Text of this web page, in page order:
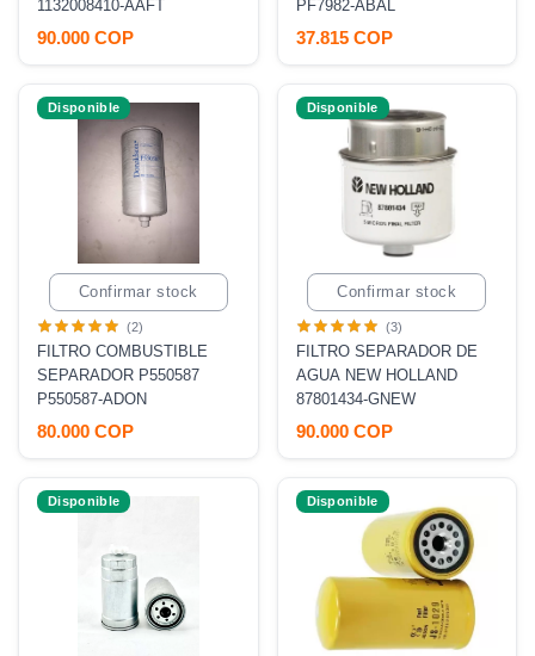
1132008410-AAFT
90.000 COP
PF7982-ABAL
37.815 COP
Confirmar stock
Disponible
(2)
FILTRO COMBUSTIBLE
SEPARADOR P550587
P550587-ADON
80.000 COP
Confirmar stock
Disponible
(3)
FILTRO SEPARADOR DE
AGUA NEW HOLLAND
87801434-GNEW
90.000 COP
Disponible Disponible